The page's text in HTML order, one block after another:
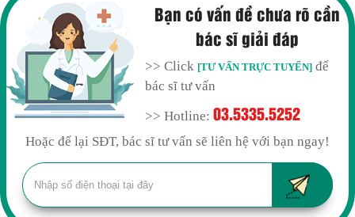
Bạn có vấn đề chưa rõ cần
bác sĩ giải đáp
>> Click [TƯ VẤN TRỰC TUYẾN] để
bác sĩ tư vấn
>> Hotline:03.5335.5252
Hoặc để lại SĐT, bác sĩ tư vấn sẽ liên hệ với bạn ngay!